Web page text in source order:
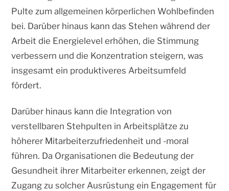
Pulte zum allgemeinen körperlichen Wohlbefinden
bei. Darüber hinaus kann das Stehen während der
Arbeit die Energielevel erhöhen, die Stimmung
verbessern und die Konzentration steigern, was
insgesamt ein produktiveres Arbeitsumfeld
fördert.
Darüber hinaus kann die Integration von
verstellbaren Stehpulten in Arbeitsplätze zu
höherer Mitarbeiterzufriedenheit und -moral
führen. Da Organisationen die Bedeutung der
Gesundheit ihrer Mitarbeiter erkennen, zeigt der
Zugang zu solcher Ausrüstung ein Engagement für